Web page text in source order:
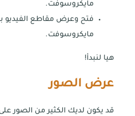
مايكروسوفت.
فتح وعرض مقاطع الفيديو
مايكروسوفت.
هيا لنبدأ!
عرض الصور
قد يكون لديك الكثير من الصور